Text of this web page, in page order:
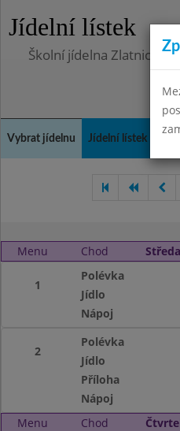
Jídelní lístek
Školní jídelna Zlatnická
Vybrat jídelnu Jídelní lístek
Menu Chod
1
Polévka
Jídlo
Nápoj
2
Polévka
Jídlo
Příloha
Nápoj
Menu
Chod